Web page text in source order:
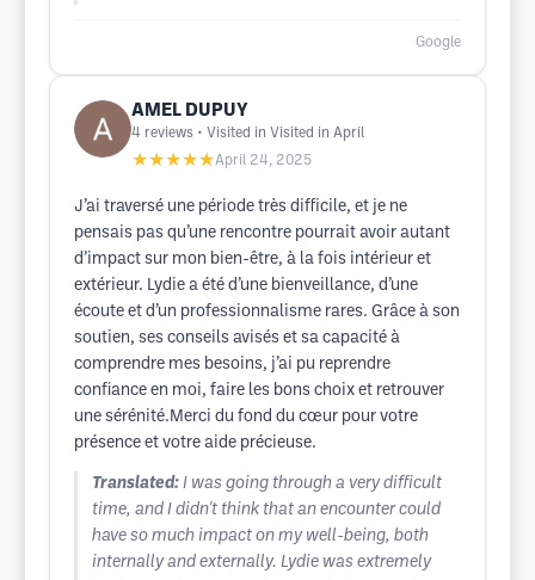
Google
AMEL DUPUY
4 reviews • Visited in Visited in April
★★★★★April 24, 2025
J’ai traversé une période très difficile, et je ne
pensais pas qu’une rencontre pourrait avoir autant
d’impact sur mon bien-être, à la fois intérieur et
extérieur. Lydie a été d’une bienveillance, d’une
écoute et d’un professionnalisme rares. Grâce à son
soutien, ses conseils avisés et sa capacité à
comprendre mes besoins, j’ai pu reprendre
confiance en moi, faire les bons choix et retrouver
une sérénité.Merci du fond du cœur pour votre
présence et votre aide précieuse.
Translated: I was going through a very difficult
time, and I didn't think that an encounter could
have so much impact on my well-being, both
internally and externally. Lydie was extremely